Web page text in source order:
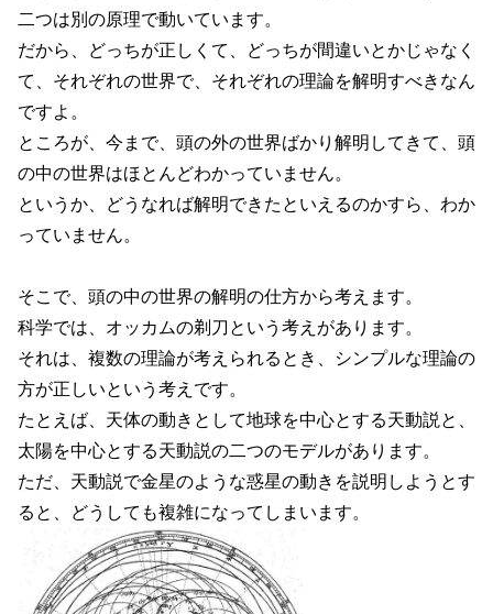
二つは別の原理で動いています。
だから、どっちが正しくて、どっちが間違いとかじゃなく
て、それぞれの世界で、それぞれの理論を解明すべきなん
ですよ。
ところが、今まで、頭の外の世界ばかり解明してきて、頭
の中の世界はほとんどわかっていません。
というか、どうなれば解明できたといえるのかすら、わか
っていません。
そこで、頭の中の世界の解明の仕方から考えます。
科学では、オッカムの剃刀という考えがあります。
それは、複数の理論が考えられるとき、シンプルな理論の
方が正しいという考えです。
たとえば、天体の動きとして地球を中心とする天動説と、
太陽を中心とする天動説の二つのモデルがあります。
ただ、天動説で金星のような惑星の動きを説明しようとす
ると、どうしても複雑になってしまいます。